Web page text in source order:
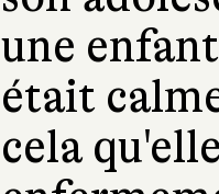
une
était
cela